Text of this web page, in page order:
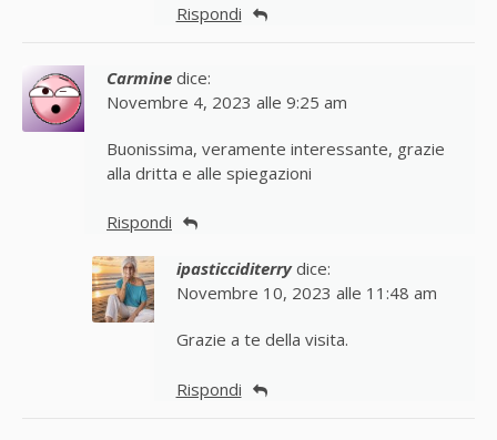
Rispondi
Carmine dice:
Novembre 4, 2023 alle 9:25 am
Buonissima, veramente interessante, grazie
alla dritta e alle spiegazioni
Rispondi
ipasticciditerry dice:
Novembre 10, 2023 alle 11:48 am
Grazie a te della visita.
Rispondi